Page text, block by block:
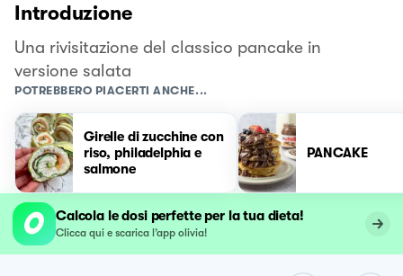
Introduzione
Una rivisitazione del classico pancake in
versione salata
POTREBBERO PIACERTI ANCHE...
Girelle di zucchine con
riso, philadelphia e
salmone
PANCAKE
Calcola le dosi perfette per la tua dieta!
Clicca qui e scarica l’app olivia!